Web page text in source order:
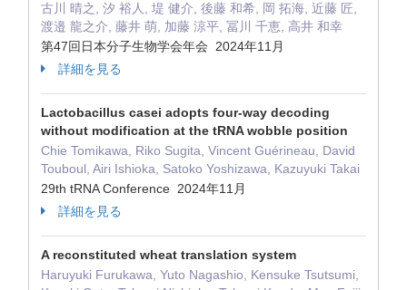
古川 晴之, 汐 裕人, 堤 健介, 後藤 和希, 岡 拓海, 近藤 匠,
渡邉 龍之介, 藤井 萌, 加藤 涼平, 冨川 千恵, 高井 和幸
第47回⽇本分⼦⽣物学会年会 2024年11月
詳細を見る
Lactobacillus casei adopts four-way decoding
without modification at the tRNA wobble position
Chie Tomikawa, Riko Sugita, Vincent Guérineau, David
Touboul, Airi Ishioka, Satoko Yoshizawa, Kazuyuki Takai
29th tRNA Conference 2024年11月
詳細を見る
A reconstituted wheat translation system
Haruyuki Furukawa, Yuto Nagashio, Kensuke Tsutsumi,